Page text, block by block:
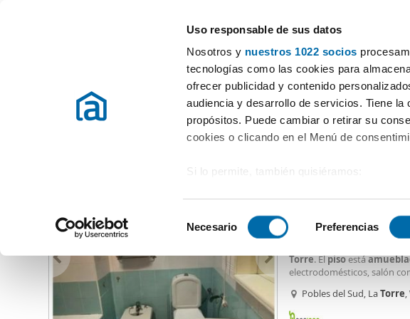
Uso responsable de sus datos
Nosotros y nuestros 1022 socios
tecnologías como las cookies para
ofrecer publicidad y contenido
audiencia y desarrollo de servicios. Tiene
propósitos. Puede cambiar o retirar su
cookies o clicando en el Menú de
Si lo permite, también quisiéramos:
Identificar su dispositivo analizándolo
Obtenga más información sobre cómo se
preferencias en la
sección de datos. Puede
en la Declaración de cookies.
e
e
c
Necesario Preferencias
Elegir distrito
Alquiler pisos Valencia / València Alquiler pisos Valencia Alquiler piso
Alquiler piso amueblado La Torre Valencia (35 viviendas)
Alquiler piso aire
Torre. Elpisoestá
electrodomésticos, salón
Pobles del Sud, LaTorre,